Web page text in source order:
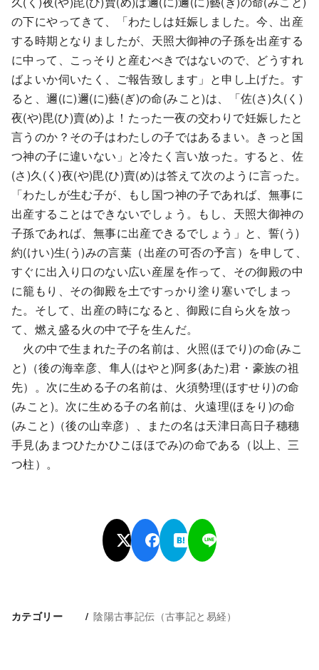
の下にやってきて、「わたしは妊娠しました。今、出産
する時期となりましたが、天照大御神の子孫を出産する
に中って、こっそりと産むべきではないので、どうすれ
ばよいか伺いたく、ご報告致します」と申し上げた。す
ると、邇(に)邇(に)藝(ぎ)の命(みこと)は、「佐(さ)久(く)
夜(や)毘(ひ)賣(め)よ！たった一夜の交わりで妊娠したと
言うのか？その子はわたしの子ではあるまい。きっと国
つ神の子に違いない」と冷たく言い放った。すると、佐
(さ)久(く)夜(や)毘(ひ)賣(め)は答えて次のように言った。
「わたしが生む子が、もし国つ神の子であれば、無事に
出産することはできないでしょう。もし、天照大御神の
子孫であれば、無事に出産できるでしょう」と、誓(う)
約(けい)生(う)みの言葉（出産の可否の予言）を申して、
すぐに出入り口のない広い産屋を作って、その御殿の中
に籠もり、その御殿を土ですっかり塗り塞いでしまっ
た。そして、出産の時になると、御殿に自ら火を放っ
て、燃え盛る火の中で子を生んだ。
火の中で生まれた子の名前は、火照(ほでり)の命(みこ
と)（後の海幸彦、隼人(はやと)阿多(あた)君・豪族の祖
先）。次に生める子の名前は、火須勢理(ほすせり)の命
(みこと)。次に生める子の名前は、火遠理(ほをり)の命
(みこと)（後の山幸彦）、またの名は天津日高日子穗穗
手見(あまつひたかひこほほでみ)の命である（以上、三
つ柱）。
カテゴリー 陰陽古事記伝（古事記と易経）